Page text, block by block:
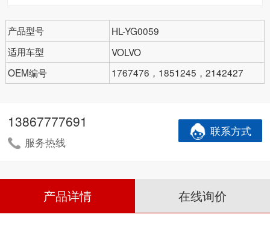
产品型号
HL-YG0059
适用车型
VOLVO
OEM编号
1767476，1851245，2142427
联系方式
13867777691
服务热线
产品详情 在线询价